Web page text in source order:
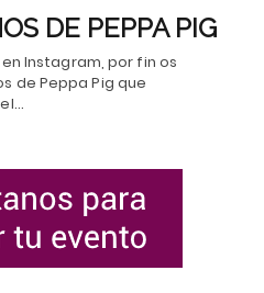
DE PEPPA PIG
Instagram, por fin os
de Peppa Pig que